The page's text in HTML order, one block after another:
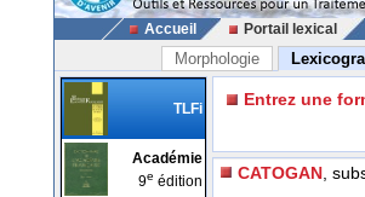
Accueil Portail lexical
Morphologie
TLFi
Académie
9e édition
Entrez une
CATOGAN ,